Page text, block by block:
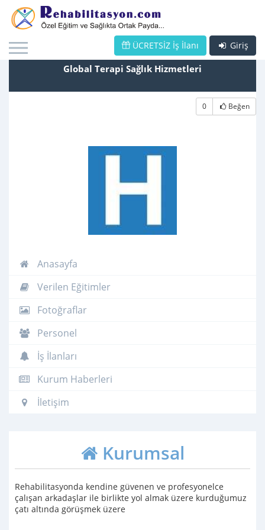
Giriş
ÜCRETSİZ İş İlanı
Global Terapi Sağlık Hizmetleri
0 Beğen
Anasayfa
Verilen Eğitimler
Fotoğraflar
Personel
İş İlanları
Kurum Haberleri
İletişim
Kurumsal
Rehabilitasyonda kendine güvenen ve profesyonelce
çalışan arkadaşlar ile birlikte yol almak üzere kurduğumuz
çatı altında görüşmek üzere